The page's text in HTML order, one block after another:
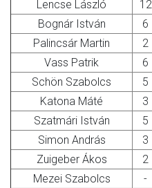
Lencse László 12
Bognár István
6
Palincsár Martin
2
Vass Patrik
6
Schön Szabolcs
5
Katona Máté
3
Szatmári István
5
Simon András
3
Zuigeber Ákos
2
Mezei Szabolcs
-